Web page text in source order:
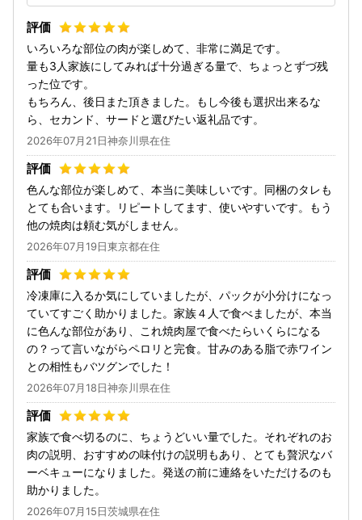
いろいろな部位の肉が楽しめて、非常に満足です。
量も3人家族にしてみれば十分過ぎる量で、ちょっとずづ残
った位です。
もちろん、後日また頂きました。もし今後も選択出来るな
ら、セカンド、サードと選びたい返礼品です。
2026年07月21日神奈川県在住
色んな部位が楽しめて、本当に美味しいです。同梱のタレも
とても合います。リピートしてます、使いやすいです。もう
他の焼肉は頼む気がしません。
2026年07月19日東京都在住
冷凍庫に入るか気にしていましたが、パックが小分けになっ
ていてすごく助かりました。家族４人で食べましたが、本当
に色んな部位があり、これ焼肉屋で食べたらいくらになる
の？って言いながらペロリと完食。甘みのある脂で赤ワイン
との相性もバツグンでした！
2026年07月18日神奈川県在住
家族で食べ切るのに、ちょうどいい量でした。それぞれのお
肉の説明、おすすめの味付けの説明もあり、とても贅沢なバ
ーベキューになりました。発送の前に連絡をいただけるのも
助かりました。
2026年07月15日茨城県在住